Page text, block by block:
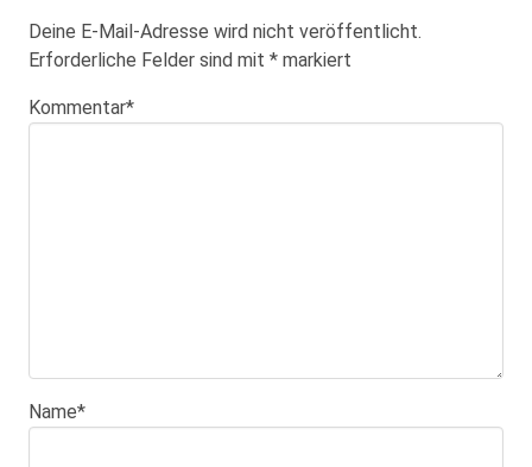
Deine E-Mail-Adresse wird nicht veröffentlicht.
Erforderliche Felder sind mit * markiert
Kommentar*
Name*